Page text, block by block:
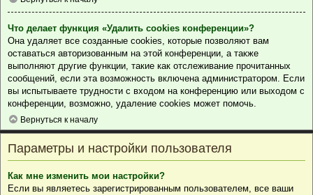
Что делает функция «Удалить cookies конференции»?
Она удаляет все созданные cookies, которые позволяют вам
оставаться авторизованным на этой конференции, а также
выполняют другие функции, такие как отслеживание прочитанных
сообщений, если эта возможность включена администратором. Если
вы испытываете трудности с входом на конференцию или выходом с
конференции, возможно, удаление cookies может помочь.
Вернуться к началу
Параметры и настройки пользователя
Как мне изменить мои настройки?
Если вы являетесь зарегистрированным пользователем, все ваши